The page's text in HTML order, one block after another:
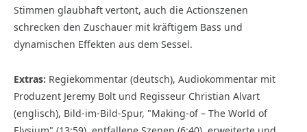
Stimmen glaubhaft vertont, auch die Actionszenen
schrecken den Zuschauer mit kräftigem Bass und
dynamischen Effekten aus dem Sessel.
Extras: Regiekommentar (deutsch), Audiokommentar mit
Produzent Jeremy Bolt und Regisseur Christian Alvart
(englisch), Bild-im-Bild-Spur, "Making-of – The World of